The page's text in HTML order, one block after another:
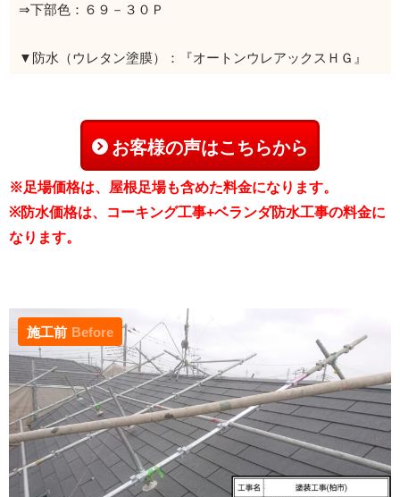
⇒下部色：６９－３０Ｐ
▼防水（ウレタン塗膜）：『オートンウレアックスＨＧ』
お客様の声はこちらから
※足場価格は、屋根足場も含めた料金になります。
※防水価格は、コーキング工事+ベランダ防水工事の料金に
なります。
施工前 Before